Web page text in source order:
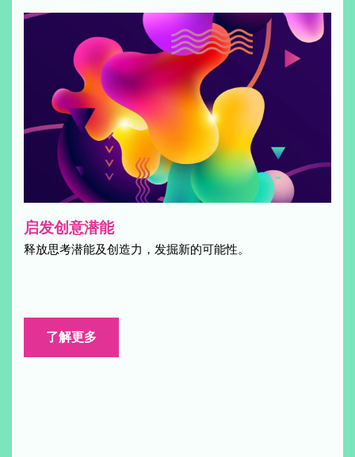
启发创意潜能
释放思考潜能及创造力，发掘新的可能性。
了解更多